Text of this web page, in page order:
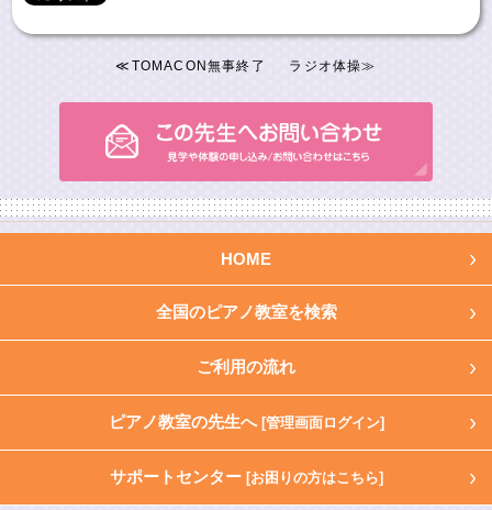
≪ TOMACON無事終了 ラジオ体操≫
HOME
全国のピアノ教室を検索
ご利用の流れ
ピアノ教室の先生へ [管理画面ログイン]
サポートセンター [お困りの方はこちら]